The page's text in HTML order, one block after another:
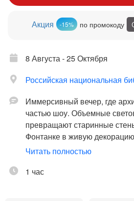
Акция -15% по промокоду
8 Августа - 25 Октября
Российская национальная
Иммерсивный вечер, где
частью шоу. Объемные
превращают старинные
Фонтанке в живую
культовые рок-хиты –
космически, заполняя зал со
Читать полностью
1 час